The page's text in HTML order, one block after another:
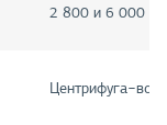
2 800 и 6 000